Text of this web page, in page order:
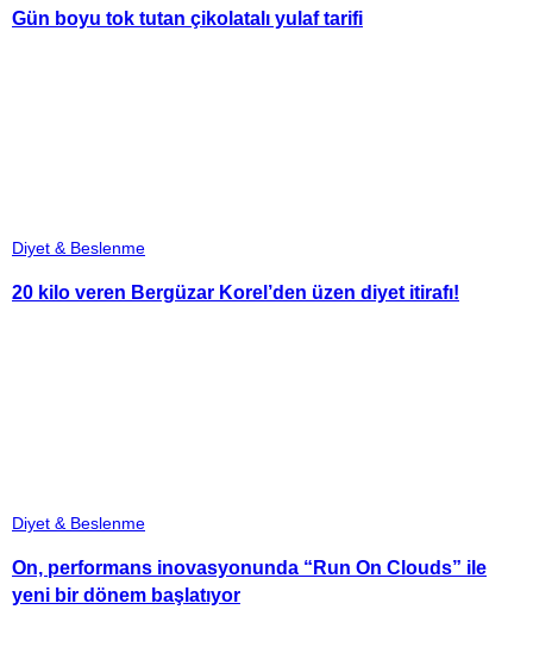
Gün boyu tok tutan çikolatalı yulaf tarifi
Diyet & Beslenme
20 kilo veren Bergüzar Korel’den üzen diyet itirafı!
Diyet & Beslenme
On, performans inovasyonunda “Run On Clouds” ile
yeni bir dönem başlatıyor